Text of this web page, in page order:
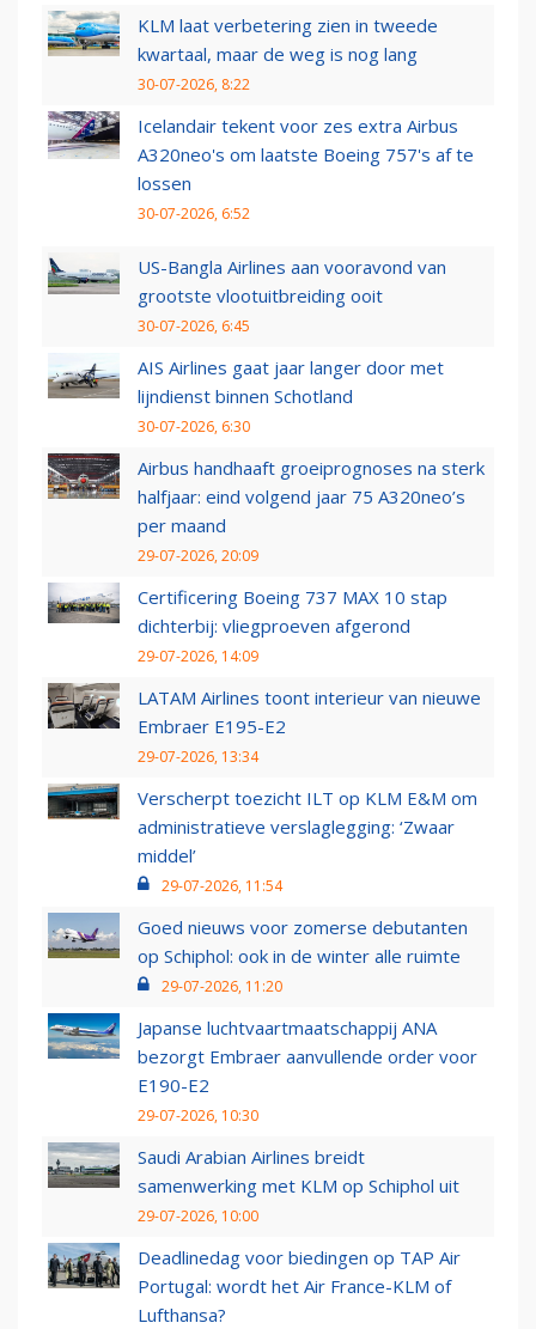
KLM laat verbetering zien in tweede
kwartaal, maar de weg is nog lang
30-07-2026, 8:22
Icelandair tekent voor zes extra Airbus
A320neo's om laatste Boeing 757's af te
lossen
30-07-2026, 6:52
US-Bangla Airlines aan vooravond van
grootste vlootuitbreiding ooit
30-07-2026, 6:45
AIS Airlines gaat jaar langer door met
lijndienst binnen Schotland
30-07-2026, 6:30
Airbus handhaaft groeiprognoses na sterk
halfjaar: eind volgend jaar 75 A320neo’s
per maand
29-07-2026, 20:09
Certificering Boeing 737 MAX 10 stap
dichterbij: vliegproeven afgerond
29-07-2026, 14:09
LATAM Airlines toont interieur van nieuwe
Embraer E195-E2
29-07-2026, 13:34
Verscherpt toezicht ILT op KLM E&M om
administratieve verslaglegging: ‘Zwaar
middel’
29-07-2026, 11:54
Goed nieuws voor zomerse debutanten
op Schiphol: ook in de winter alle ruimte
29-07-2026, 11:20
Japanse luchtvaartmaatschappij ANA
bezorgt Embraer aanvullende order voor
E190-E2
29-07-2026, 10:30
Saudi Arabian Airlines breidt
samenwerking met KLM op Schiphol uit
29-07-2026, 10:00
Deadlinedag voor biedingen op TAP Air
Portugal: wordt het Air France-KLM of
Lufthansa?